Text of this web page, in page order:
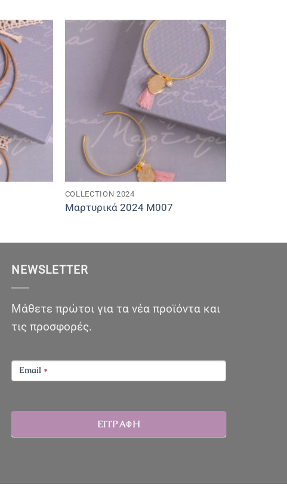
COLLECTION 2024
Μαρτυρικά 2024 M007
NEWSLETTER
Μάθετε πρώτοι για τα νέα προϊόντα και
τις προσφορές.
NEWSLETTER
Email *
ΕΓΓΡΑΦΗ